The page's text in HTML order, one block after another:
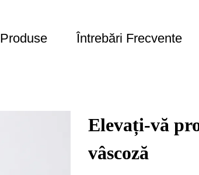
Produse Întrebări Frecvente
Elevați-vă
vâscoză